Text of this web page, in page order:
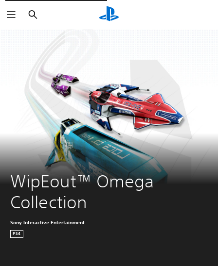
Rechercher
WipEout™ Omega
Collection
Sony Interactive Entertainment
PS4